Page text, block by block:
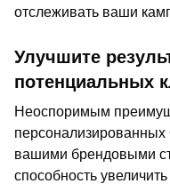
отслеживать ваши
Улучшите
потенциальных
Неоспоримым
персонализированных
вашими брендовыми
способность